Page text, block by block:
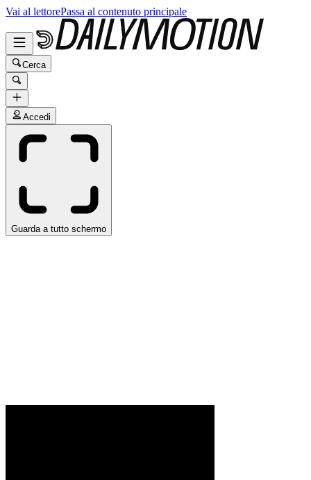
Vai al lettorePassa al contenuto principale
Cerca
Accedi
Guarda a tutto schermo